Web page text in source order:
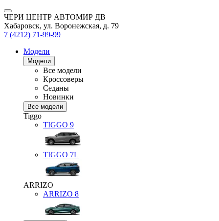
ЧЕРИ ЦЕНТР АВТОМИР ДВ
Хабаровск, ул. Воронежская, д. 79
7 (4212) 71-99-99
Модели
Модели
Все модели
Кроссоверы
Седаны
Новинки
Все модели
Tiggo
TIGGO 9
TIGGO 7L
ARRIZO
ARRIZO 8